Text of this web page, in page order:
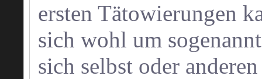
ersten Tätowierungen
sich wohl um
sich selbst oder